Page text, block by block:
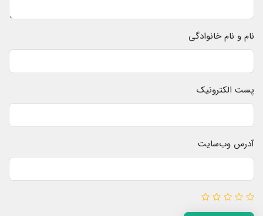
نام و نام خانوادگی
پست الکترونیک
آدرس وب‌سایت